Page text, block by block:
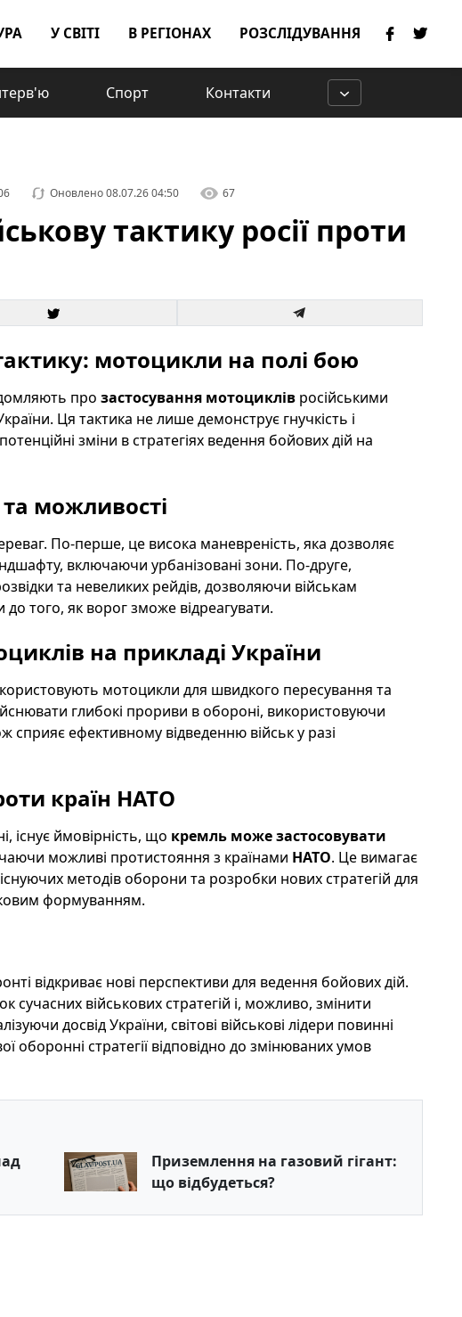
У СВІТІ В РЕГІОНАХ РОЗСЛІДУВАННЯ
Спорт Контакти
Оновлено08.07.26 04:50 67
тактику росії проти
мотоцикли на полі бою
про застосування мотоциклівросійськими
Ця тактика не лише демонструє гнучкість і
зміни в стратегіях ведення бойових дій на
можливості
По-перше, це висока маневреність, яка дозволяє
включаючи урбанізовані зони. По-друге,
та невеликих рейдів, дозволяючи військам
того, як ворог зможе відреагувати.
на прикладі України
мотоцикли для швидкого пересування та
глибокі прориви в обороні, використовуючи
сприяє ефективному відведенню військ у разі
країн НАТО
існує ймовірність, що кремль може застосовувати
можливі протистояння з країнами НАТО. Це вимагає
існуючих методів оборони та розробки нових стратегій для
формуванням.
відкриває нові перспективи для ведення бойових дій.
військових стратегій і, можливо, змінити
досвід України, світові військові лідери повинні
оборонні стратегії відповідно до змінюваних умов
Приземлення на газовий гігант:
що відбудеться?